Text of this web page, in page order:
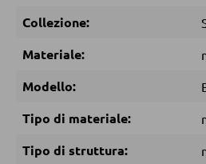
MATERASSI
Materassi
Collezione:
Materiale:
Modello:
Tipo di materiale:
Tipo di struttura: